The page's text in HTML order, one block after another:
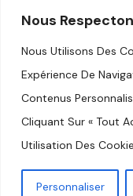
Nous
Nous Utilisons Des
Expérience De
Contenus
Cliquant Sur « Tout
Utilisation Des
Personnaliser